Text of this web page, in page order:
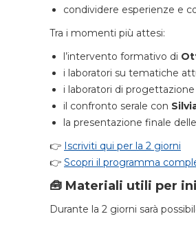
condividere esperienze e
Tra i momenti più attesi:
l’intervento formativo di
i laboratori su tematiche
i laboratori di progettazione
il confronto serale con
la presentazione finale
👉 Iscriviti qui per la 2 giorni
👉 Scopri il programma
🧰 Materiali utili per
Durante la 2 giorni sarà